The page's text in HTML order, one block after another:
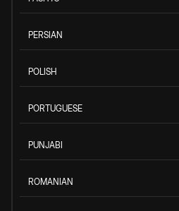
PERSIAN
POLISH
PORTUGUESE
PUNJABI
ROMANIAN